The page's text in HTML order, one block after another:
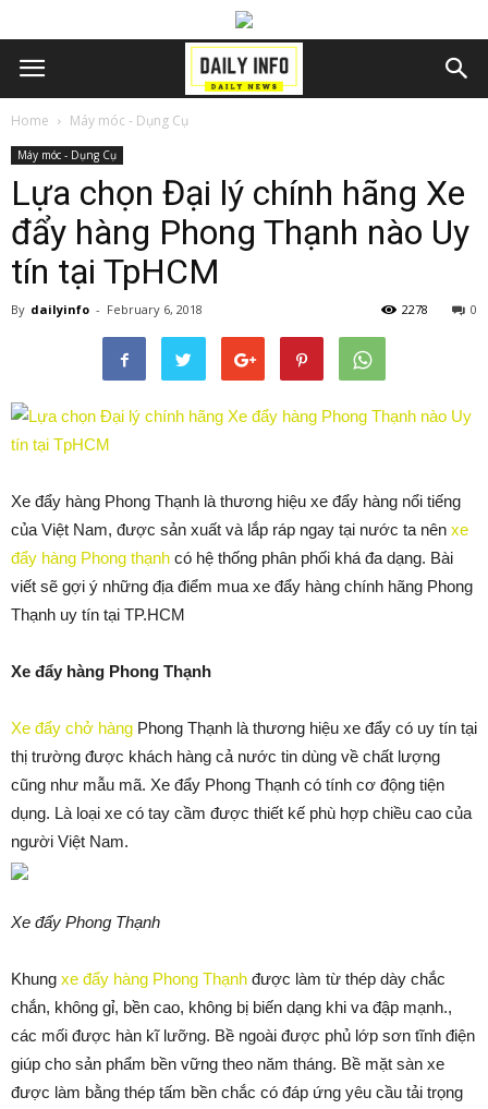
Home Máy móc - Dụng Cụ
Máy móc - Dụng Cụ
Lựa chọn Đại lý chính hãng Xe
đẩy hàng Phong Thạnh nào Uy
tín tại TpHCM
By dailyinfo - February 6, 2018 0
2278
Xe đẩy hàng Phong Thạnh là thương hiệu xe đẩy hàng nổi tiếng
của Việt Nam, được sản xuất và lắp ráp ngay tại nước ta nên xe
đẩy hàng Phong thạnh có hệ thống phân phối khá đa dạng. Bài
viết sẽ gợi ý những địa điểm mua xe đẩy hàng chính hãng Phong
Thạnh uy tín tại TP.HCM
Xe đẩy hàng Phong Thạnh
Xe đẩy chở hàng Phong Thạnh là thương hiệu xe đẩy có uy tín tại
thị trường được khách hàng cả nước tin dùng về chất lượng
cũng như mẫu mã. Xe đẩy Phong Thạnh có tính cơ động tiện
dụng. Là loại xe có tay cầm được thiết kế phù hợp chiều cao của
người Việt Nam.
Xe đẩy Phong Thạnh
Khung xe đẩy hàng Phong Thạnh được làm từ thép dày chắc
chắn, không gỉ, bền cao, không bị biến dạng khi va đập mạnh.,
các mối được hàn kĩ lưỡng. Bề ngoài được phủ lớp sơn tĩnh điện
giúp cho sản phẩm bền vững theo năm tháng. Bề mặt sàn xe
được làm bằng thép tấm bền chắc có đáp ứng yêu cầu tải trọng